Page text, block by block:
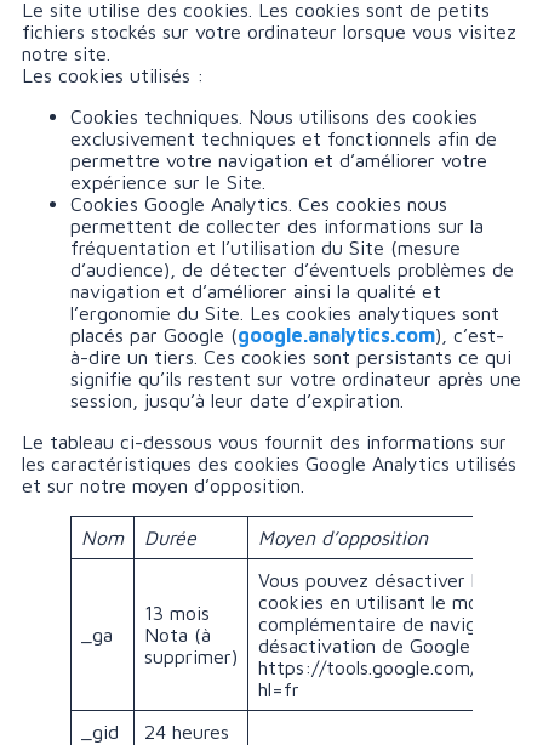
Le site utilise des cookies. Les cookies sont de petits
fichiers stockés sur votre ordinateur lorsque vous visitez
notre site.
Les cookies utilisés :
Cookies techniques. Nous utilisons des cookies
exclusivement techniques et fonctionnels afin de
permettre votre navigation et d’améliorer votre
expérience sur le Site.
Cookies Google Analytics. Ces cookies nous
permettent de collecter des informations sur la
fréquentation et l’utilisation du Site (mesure
d’audience), de détecter d’éventuels problèmes de
navigation et d’améliorer ainsi la qualité et
l’ergonomie du Site. Les cookies analytiques sont
placés par Google (google.analytics.com), c’est-
à-dire un tiers. Ces cookies sont persistants ce qui
signifie qu’ils restent sur votre ordinateur après une
session, jusqu’à leur date d’expiration.
Le tableau ci-dessous vous fournit des informations sur
les caractéristiques des cookies Google Analytics utilisés
et sur notre moyen d’opposition.
Nom Durée Moyen d’opposition
_ga
13 mois
Nota (à
supprimer)
Vous pouvez désactiver
cookies en utilisant le module
complémentaire de navigateur
désactivation de Google
https://tools.google.com/
hl=fr
_gid
24 heures